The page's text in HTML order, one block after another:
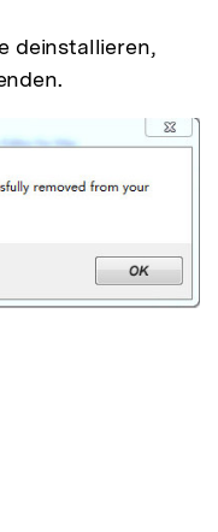
deinstallieren,